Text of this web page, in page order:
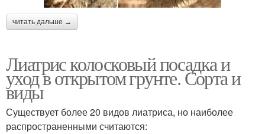
читать дальше →
Лиатрис колосковый посадка и
уход в открытом грунте. Сорта и
виды
Существует более 20 видов лиатриса, но наиболее
распространенными считаются: